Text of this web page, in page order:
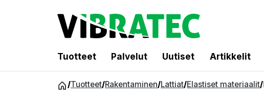
Tuotteet Palvelut Uutiset Artikkelit
/Tuotteet/Rakentaminen/Lattiat/Elastiset materiaalit/